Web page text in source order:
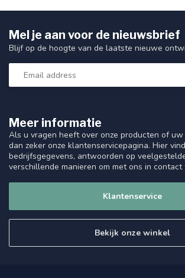
Meer informatie
Als u vragen heeft over onze producten of uw
dan zeker onze klantenservicepagina. Hier
bedrijfsgegevens, antwoorden op
verschillende manieren om met ons in contact
Klantenservice
Bekijk onze winkel
Mel je aan voor de nieuwsbrief
Blijf op de hoogte van de laatste nieuwe